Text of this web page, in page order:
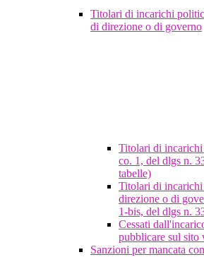
Titolari di incarichi
di direzione o di governo
Titolari di
co. 1, del dlgs n.
tabelle)
Titolari di
direzione o di
1-bis, del dlgs n.
Cessati
pubblicare sul sito
Sanzioni per mancata